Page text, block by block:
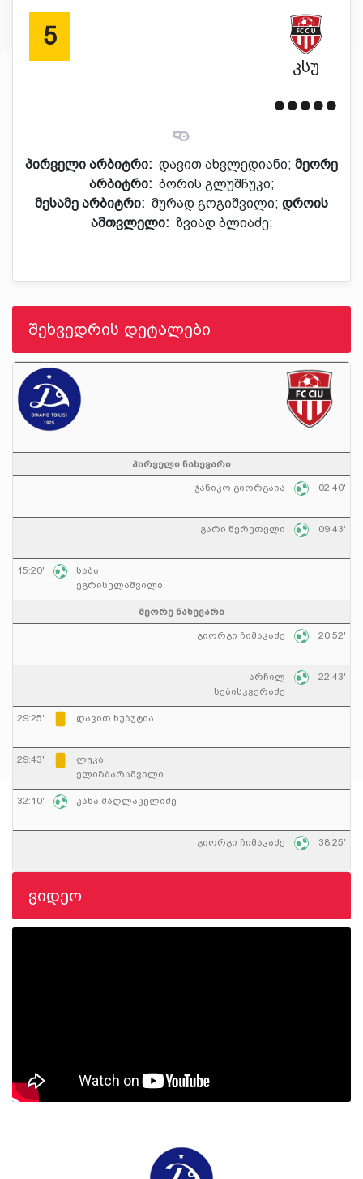
5
კსუ
პირველი არბიტრი: დავით ახვლედიანი; მეორე
არბიტრი: ბორის გლუშჩუკი;
მესამე არბიტრი: მურად გოგიშვილი; დროის
ამთვლელი: ზვიად ბლიაძე;
შეხვედრის დეტალები
პირველი ნახევარი
ჯანიკო გიორგაია 02:40'
გარი წერეთელი 09:43'
15:20'
საბა
ეგრისელაშვილი
მეორე ნახევარი
გიორგი ჩიმაკაძე 20:52'
არჩილ
სებისკვერაძე
22:43'
29:25' დავით ხუბუტია
29:43'
ლუკა
ელიზბარაშვილი
32:10' კახა მაღლაკელიძე
გიორგი ჩიმაკაძე 38:25'
ვიდეო